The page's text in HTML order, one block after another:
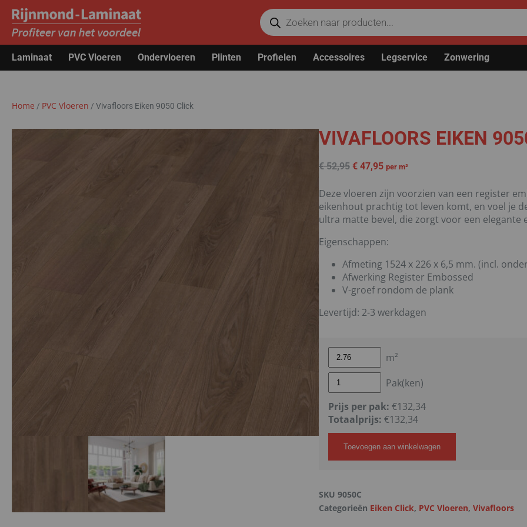
Laminaat PVC Vloeren Ondervloeren Plinten Profielen Accessoires Legservice Zonwering
Home / PVC Vloeren / Vivafloors Eiken 9050 Click
VIVAFLOORS EIKEN
€52,95 €47,95 per m²
Deze vloeren zijn voorzien van een register
eikenhout prachtig tot leven komt, en voel je
ultra matte bevel, die zorgt voor een elegante
Eigenschappen:
Afmeting 1524 x 226 x 6,5 mm. (incl.
Afwerking Register Embossed
V-groef rondom de plank
Levertijd: 2-3 werkdagen
m²
Pak(ken)
Prijs per pak: €132,34
Totaalprijs: €132,34
Toevoegen aan winkelwagen
SKU 9050C
Categorieën Eiken Click, PVC Vloeren, Vivafloors